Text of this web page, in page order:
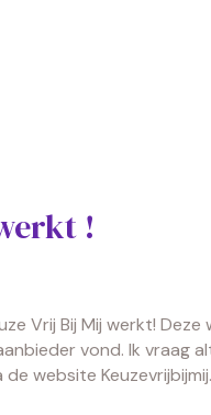
!
Vrij Bij Mij werkt!
vond. Ik vraag
website